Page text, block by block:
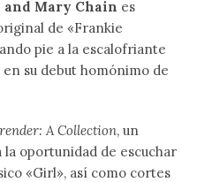
and Mary Chain es
de «Frankie
pie a la escalofriante
su debut homónimo de
A Collection, un
oportunidad de escuchar
«Girl», así como cortes